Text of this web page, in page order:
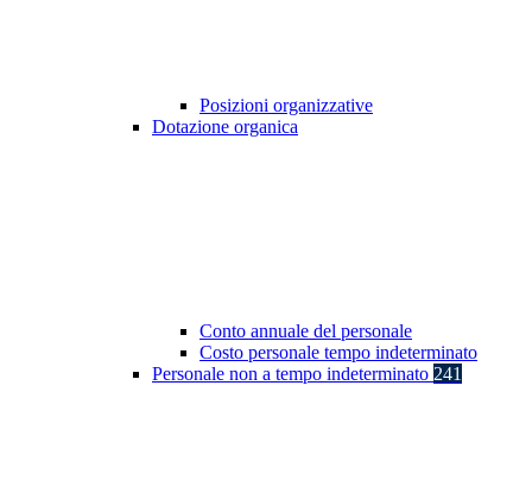
Posizioni organizzative
Dotazione organica
Conto annuale del personale
Costo personale tempo indeterminato
Personale non a tempo indeterminato 241